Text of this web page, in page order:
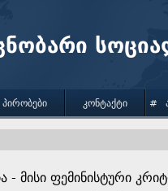
მისი ფემინისტური
ᲞᲘᲠᲝᲑᲔᲑᲘ ᲙᲝᲜᲢᲐᲥᲢᲘ #